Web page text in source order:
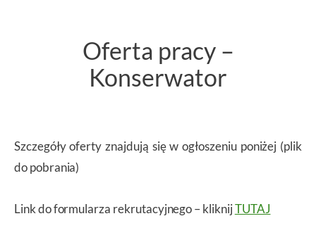
Oferta pracy –
Konserwator
Szczegóły oferty znajdują się w ogłoszeniu poniżej (plik
do pobrania)
Link do formularza rekrutacyjnego – kliknijTUTAJ